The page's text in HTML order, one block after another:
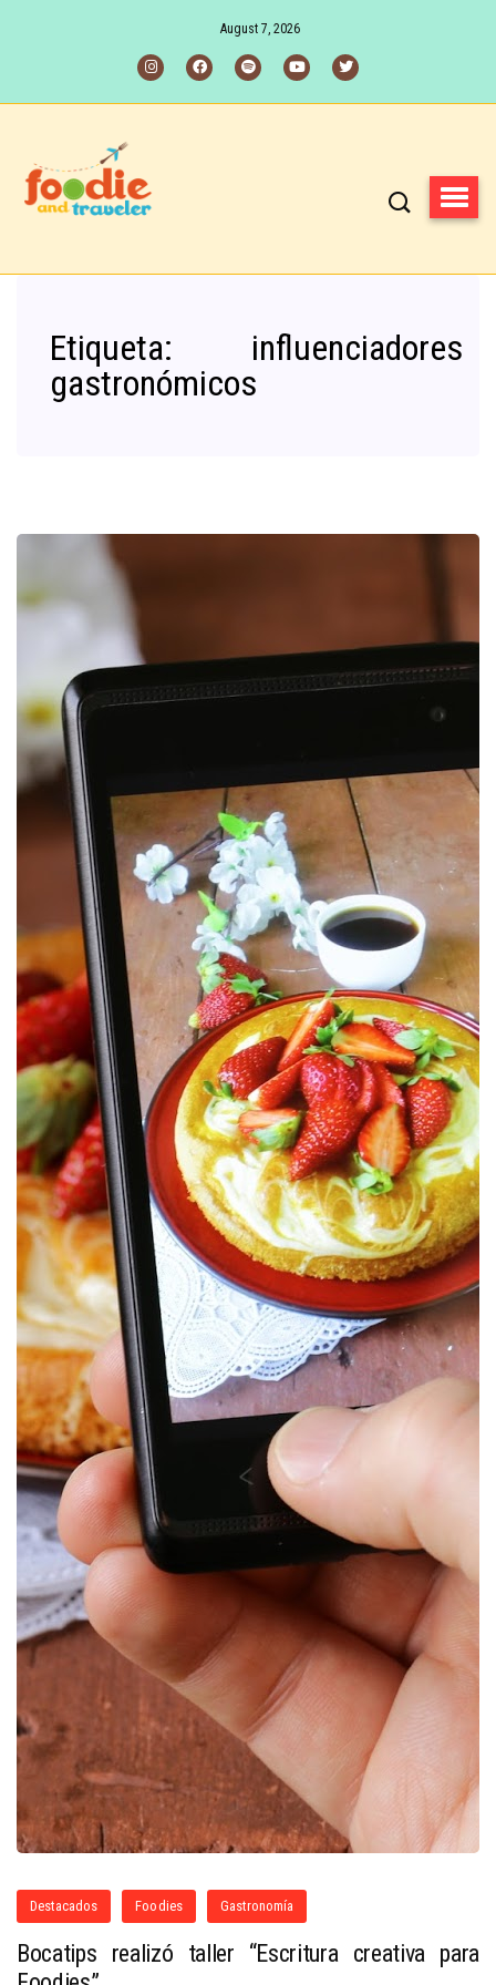
August 7, 2026
Etiqueta: influenciadores
gastronómicos
Destacados Foodies Gastronomía
Bocatips realizó taller “Escritura creativa para